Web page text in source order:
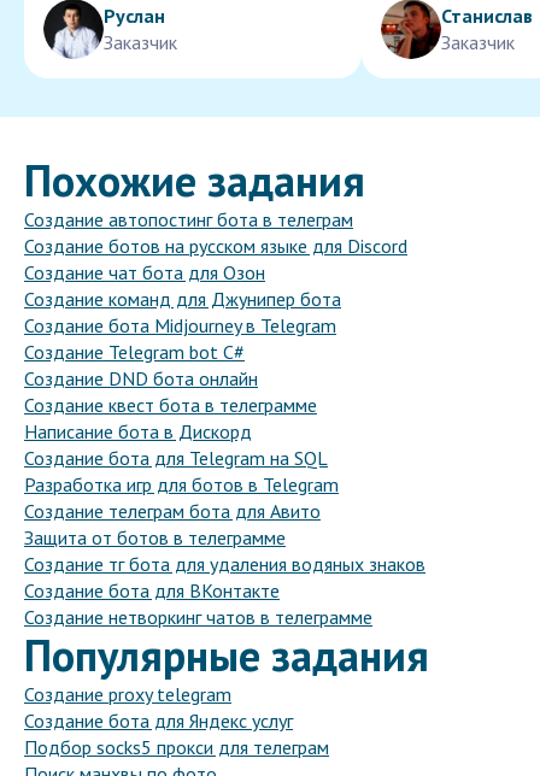
Руслан
Заказчик
Станислав
Заказчик
Похожие задания
Создание автопостинг бота в телеграм
Создание ботов на русском языке для Discord
Создание чат бота для Озон
Создание команд для Джунипер бота
Создание бота Midjourney в Telegram
Создание Telegram bot C#
Создание DND бота онлайн
Создание квест бота в телеграмме
Написание бота в Дискорд
Создание бота для Telegram на SQL
Разработка игр для ботов в Telegram
Создание телеграм бота для Авито
Защита от ботов в телеграмме
Создание тг бота для удаления водяных знаков
Создание бота для ВКонтакте
Создание нетворкинг чатов в телеграмме
Популярные задания
Создание proxy telegram
Создание бота для Яндекс услуг
Подбор socks5 прокси для телеграм